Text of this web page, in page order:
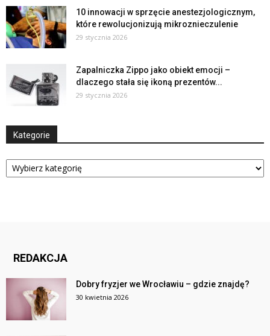
10 innowacji w sprzęcie anestezjologicznym,
które rewolucjonizują mikroznieczulenie
29 stycznia 2026
Zapalniczka Zippo jako obiekt emocji –
dlaczego stała się ikoną prezentów...
29 stycznia 2026
Kategorie
Kategorie
REDAKCJA
Dobry fryzjer we Wrocławiu – gdzie znajdę?
30 kwietnia 2026